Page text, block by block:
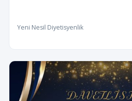
Yeni Nesil Diyetisyenlik